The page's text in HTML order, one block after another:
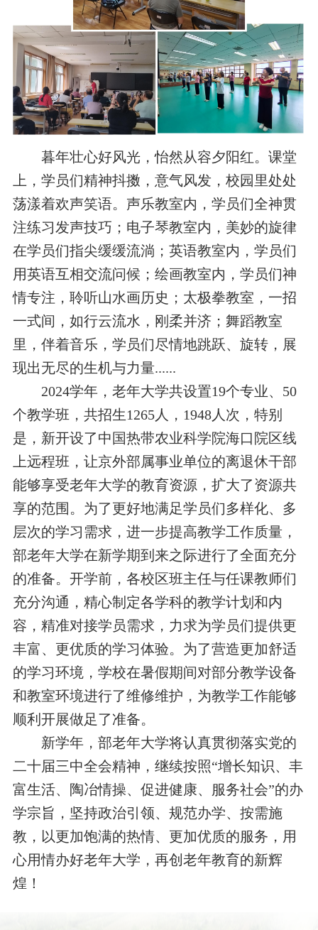
暮年壮心好风光，怡然从容夕阳红。课堂
上，学员们精神抖擞，意气风发，校园里处处
荡漾着欢声笑语。声乐教室内，学员们全神贯
注练习发声技巧；电子琴教室内，美妙的旋律
在学员们指尖缓缓流淌；英语教室内，学员们
用英语互相交流问候；绘画教室内，学员们神
情专注，聆听山水画历史；太极拳教室，一招
一式间，如行云流水，刚柔并济；舞蹈教室
里，伴着音乐，学员们尽情地跳跃、旋转，展
现出无尽的生机与力量......
2024学年，老年大学共设置19个专业、 50
个教学班， 共招生1265人 ， 1948人次 ， 特别
是， 新开设了中国热带农业科学院海口院区线
上远程班 ，让京外部属事业单位的离退休干部
能够享受老年大学的教育资源，扩大了资源共
享的范围 。 为了更好地满足学员们多样化、多
层次的学习需求，进一步提高教学工作质量，
部老年大学在新学期到来之际进行了全面充分
的准备。 开学前，各校区班主任与任课教师们
充分沟通，精心制定各学科的教学计划和内
容，精准对接学员需求，力求为学员们提供更
丰富、更优质的学习体验。为了营造更加舒适
的学习环境，学校在暑假期间对部分教学设备
和教室环境进行了维修维护，为教学工作能够
顺利开展做足了准备。
新学年，部老年大学将认真贯彻落实党的
二十届三中全会精神，继续按照“增长知识、丰
富生活、陶冶情操、促进健康、服务社会”的办
学宗旨，坚持政治引领、规范办学、按需施
教，以更加饱满的热情、更加优质的服务，用
心用情办好老年大学，再创老年教育的新辉
煌！